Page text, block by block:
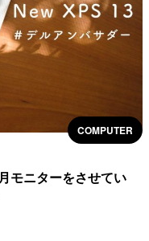
モニターをさせてい
COMPUTER